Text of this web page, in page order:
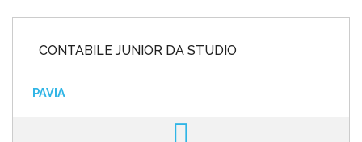
CONTABILE JUNIOR DA STUDIO
PAVIA